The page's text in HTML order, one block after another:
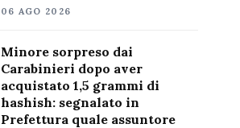
06 AGO 2026
Minore sorpreso dai
Carabinieri dopo aver
acquistato 1,5 grammi di
hashish: segnalato in
Prefettura quale assuntore